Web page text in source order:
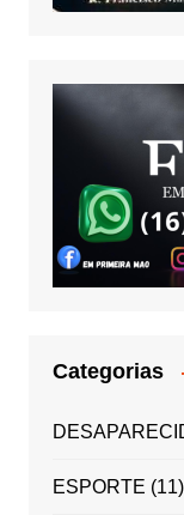
Categorias
ESPORTE (11)